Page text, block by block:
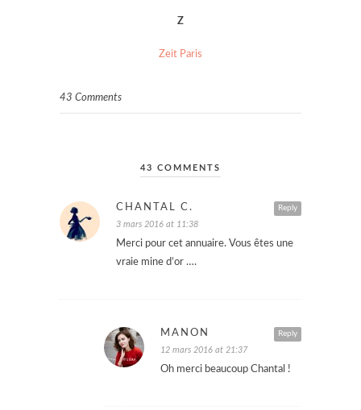
Z
Zeit Paris
43 Comments
43 COMMENTS
Reply
CHANTAL C.
3 mars 2016 at 11:38
Merci pour cet annuaire. Vous êtes une
vraie mine d’or ….
Reply
MANON
12 mars 2016 at 21:37
Oh merci beaucoup Chantal !